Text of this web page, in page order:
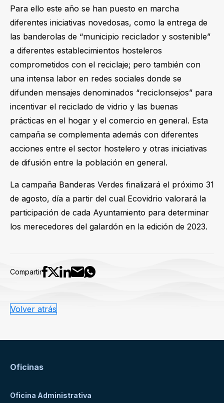
Para ello este año se han puesto en marcha
diferentes iniciativas novedosas, como la entrega de
las banderolas de “municipio reciclador y sostenible”
a diferentes establecimientos hosteleros
comprometidos con el reciclaje; pero también con
una intensa labor en redes sociales donde se
difunden mensajes denominados “reciclonsejos” para
incentivar el reciclado de vidrio y las buenas
prácticas en el hogar y el comercio en general. Esta
campaña se complementa además con diferentes
acciones entre el sector hostelero y otras iniciativas
de difusión entre la población en general.
La campaña Banderas Verdes finalizará el próximo 31
de agosto, día a partir del cual Ecovidrio valorará la
participación de cada Ayuntamiento para determinar
los merecedores del galardón en la edición de 2023.
Compartir
Volver atrás
Oficinas
Oficina Administrativa